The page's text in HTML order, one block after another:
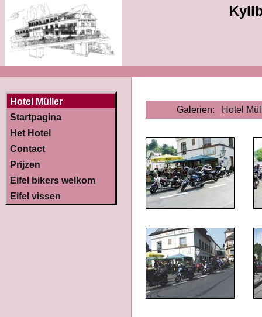
Hotel Müller
Startpagina
Het Hotel
Contact
Prijzen
Eifel bikers welkom
Eifel vissen
Galerien: Hotel